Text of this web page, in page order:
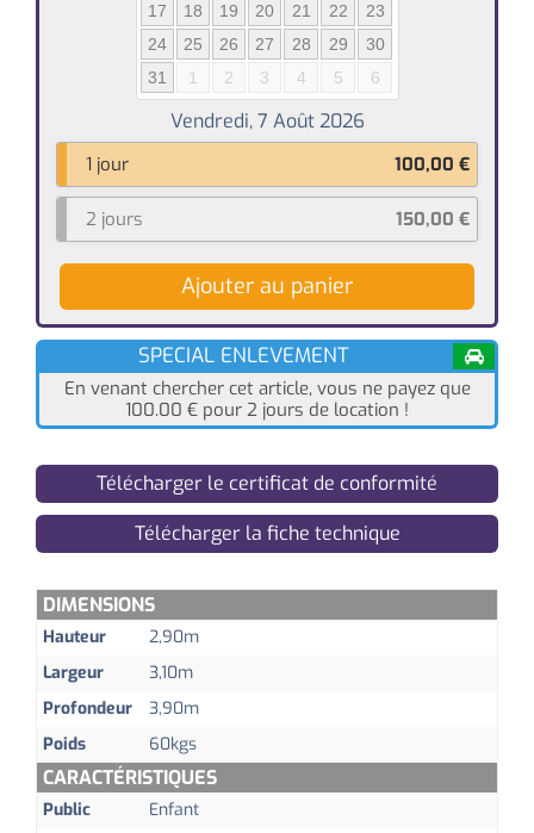
17
18 19 20 21 22
23
24
25 26 27 28 29
30
31
1 2 3 4 5 6
1 jour 100,00 €
2 jours 150,00 €
Ajouter au panier
SPECIAL ENLEVEMENT
En venant chercher cet article, vous ne payez que
100.00 € pour 2 jours de location !
Télécharger le certificat de conformité
Télécharger la fiche technique
DIMENSIONS
Hauteur
2,90m
Largeur
3,10m
Profondeur
3,90m
Poids
60kgs
CARACTÉRISTIQUES
Public
Enfant